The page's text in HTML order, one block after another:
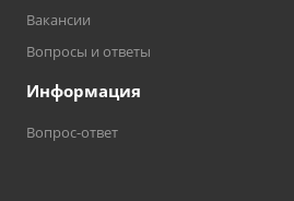
Вакансии
Вопросы и ответы
Информация
Вопрос-ответ